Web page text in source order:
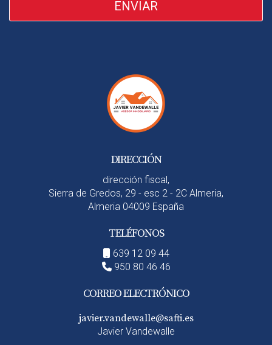
ENVIAR
DIRECCIÓN
dirección fiscal,
Sierra de Gredos, 29 - esc 2 - 2C Almeria,
Almeria 04009 España
TELÉFONOS
639 12 09 44
950 80 46 46
CORREO ELECTRÓNICO
javier.vandewalle@safti.es
Javier Vandewalle